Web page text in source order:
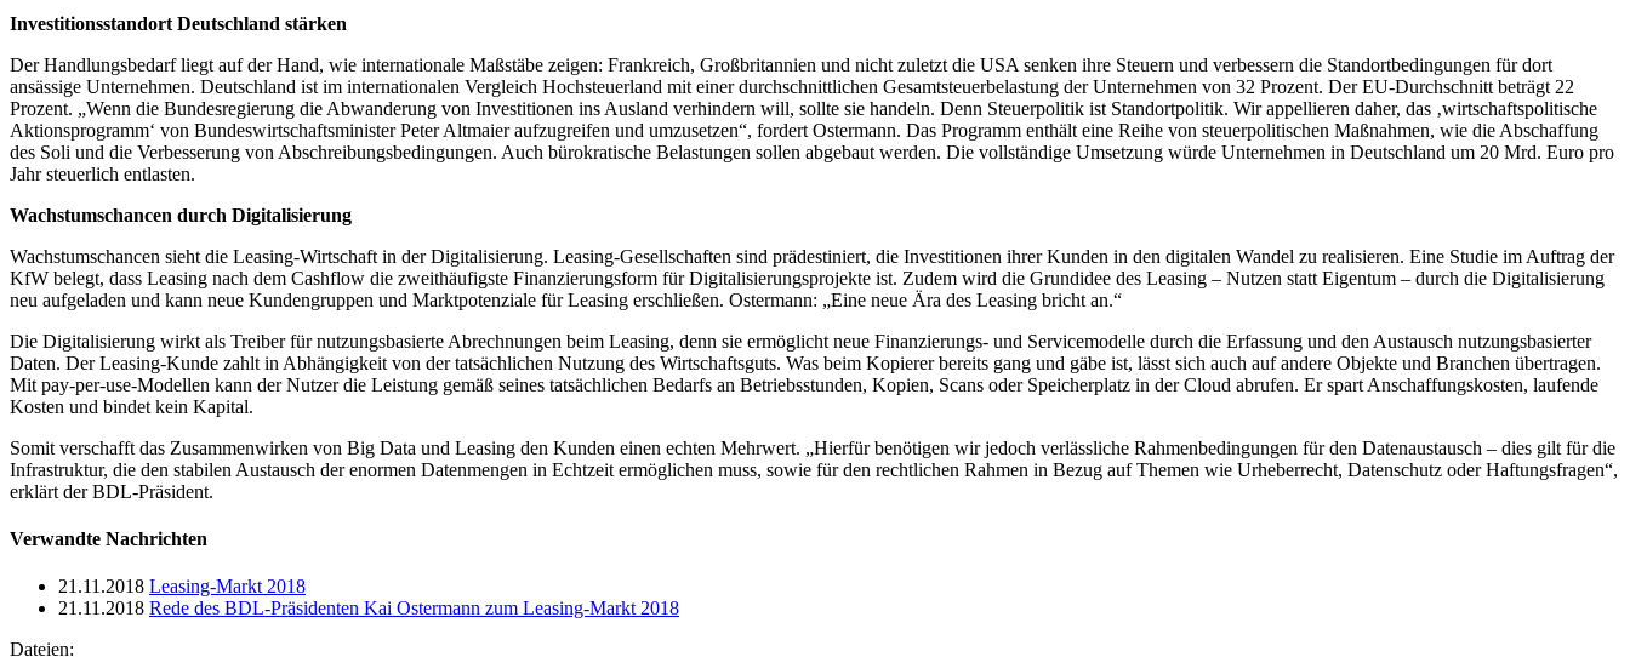
Investitionsstandort Deutschland stärken
Der Handlungsbedarf liegt auf der Hand, wie internationale Maßstäbe zeigen: Frankreich, Großbritannien und nicht zuletzt die USA senken ihre Steuern und verbessern die Standortbedingungen für dort
ansässige Unternehmen. Deutschland ist im internationalen Vergleich Hochsteuerland mit einer durchschnittlichen Gesamtsteuerbelastung der Unternehmen von 32 Prozent. Der EU-Durchschnitt beträgt 22
Prozent. „Wenn die Bundesregierung die Abwanderung von Investitionen ins Ausland verhindern will, sollte sie handeln. Denn Steuerpolitik ist Standortpolitik. Wir appellieren daher, das ‚wirtschaftspolitische
Aktionsprogramm‘ von Bundeswirtschaftsminister Peter Altmaier aufzugreifen und umzusetzen“, fordert Ostermann. Das Programm enthält eine Reihe von steuerpolitischen Maßnahmen, wie die Abschaffung
des Soli und die Verbesserung von Abschreibungsbedingungen. Auch bürokratische Belastungen sollen abgebaut werden. Die vollständige Umsetzung würde Unternehmen in Deutschland um 20 Mrd. Euro pro
Jahr steuerlich entlasten.
Wachstumschancen durch Digitalisierung
Wachstumschancen sieht die Leasing-Wirtschaft in der Digitalisierung. Leasing-Gesellschaften sind prädestiniert, die Investitionen ihrer Kunden in den digitalen Wandel zu realisieren. Eine Studie im Auftrag der
KfW belegt, dass Leasing nach dem Cashflow die zweithäufigste Finanzierungsform für Digitalisierungsprojekte ist. Zudem wird die Grundidee des Leasing – Nutzen statt Eigentum – durch die Digitalisierung
neu aufgeladen und kann neue Kundengruppen und Marktpotenziale für Leasing erschließen. Ostermann: „Eine neue Ära des Leasing bricht an.“
Die Digitalisierung wirkt als Treiber für nutzungsbasierte Abrechnungen beim Leasing, denn sie ermöglicht neue Finanzierungs- und Servicemodelle durch die Erfassung und den Austausch nutzungsbasierter
Daten. Der Leasing-Kunde zahlt in Abhängigkeit von der tatsächlichen Nutzung des Wirtschaftsguts. Was beim Kopierer bereits gang und gäbe ist, lässt sich auch auf andere Objekte und Branchen übertragen.
Mit pay-per-use-Modellen kann der Nutzer die Leistung gemäß seines tatsächlichen Bedarfs an Betriebsstunden, Kopien, Scans oder Speicherplatz in der Cloud abrufen. Er spart Anschaffungskosten, laufende
Kosten und bindet kein Kapital.
Somit verschafft das Zusammenwirken von Big Data und Leasing den Kunden einen echten Mehrwert. „Hierfür benötigen wir jedoch verlässliche Rahmenbedingungen für den Datenaustausch – dies gilt für die
Infrastruktur, die den stabilen Austausch der enormen Datenmengen in Echtzeit ermöglichen muss, sowie für den rechtlichen Rahmen in Bezug auf Themen wie Urheberrecht, Datenschutz oder Haftungsfragen“,
erklärt der BDL-Präsident.
Verwandte Nachrichten
21.11.2018 Leasing-Markt 2018
21.11.2018 Rede des BDL-Präsidenten Kai Ostermann zum Leasing-Markt 2018
Dateien: